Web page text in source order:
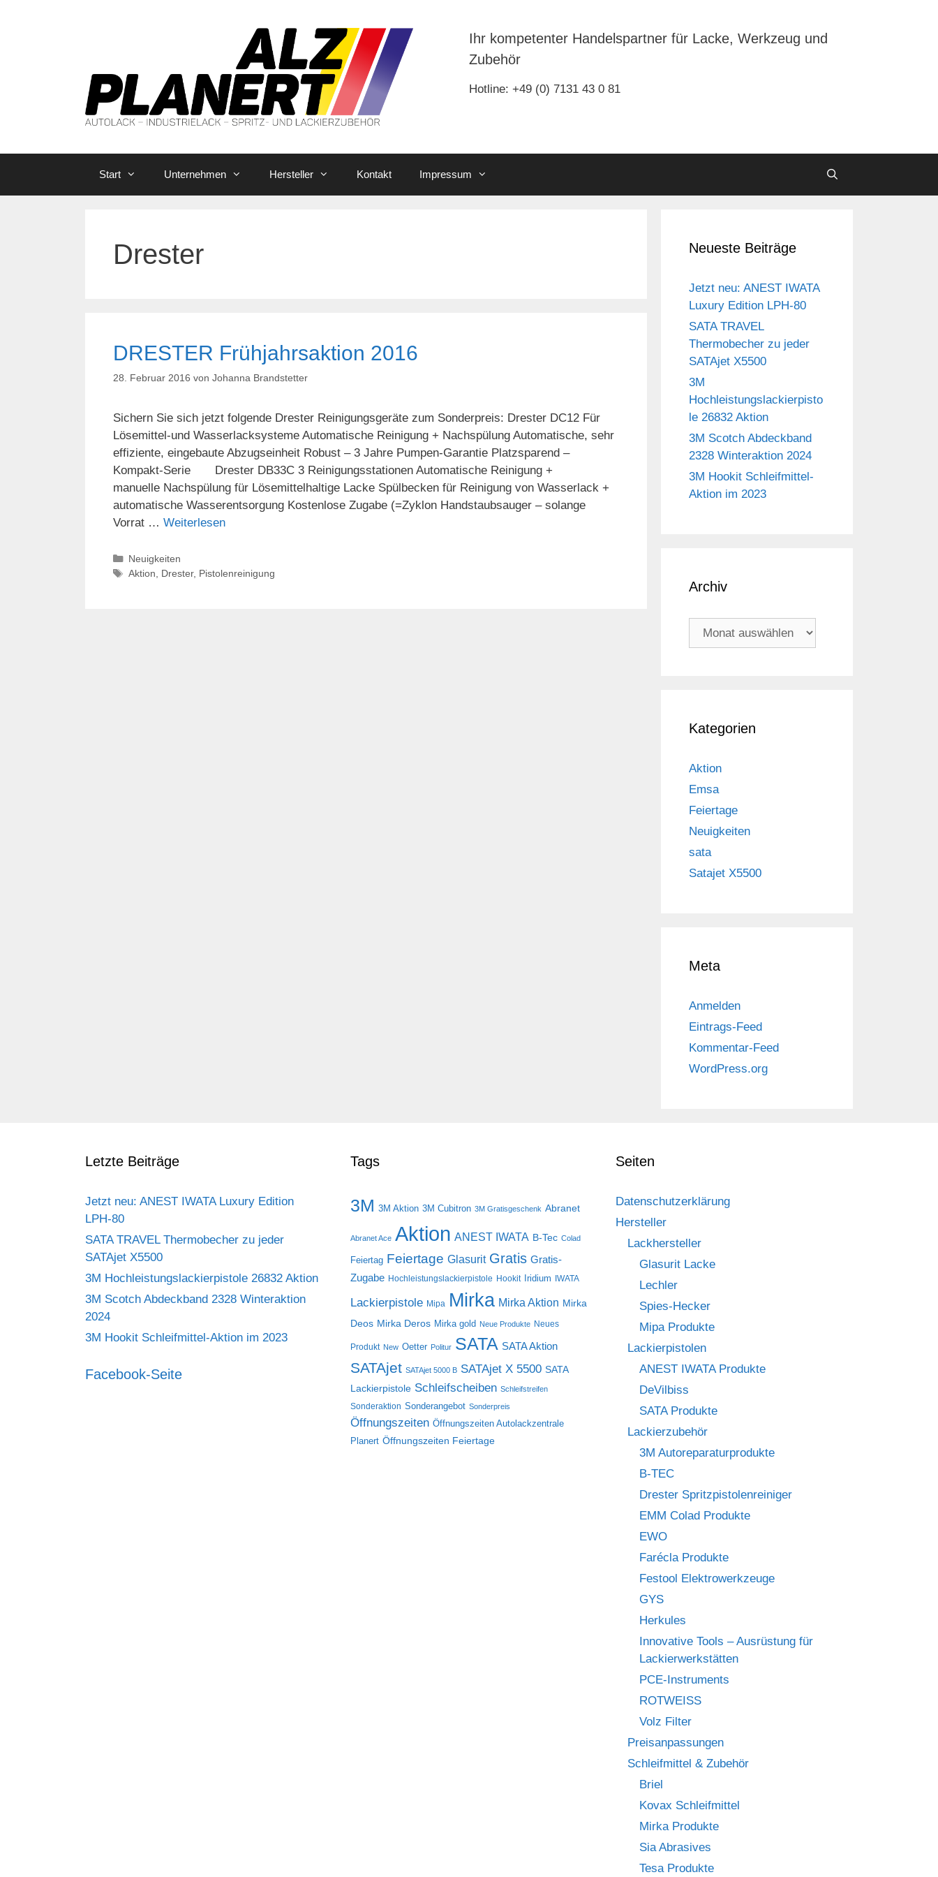
Ihr kompetenter Handelspartner für Lacke, Werkzeug und
Zubehör
Hotline: +49 (0) 7131 43 0 81
Start Unternehmen Hersteller Kontakt Impressum
Drester
DRESTER Frühjahrsaktion 2016
28. Februar 2016 von Johanna Brandstetter
Sichern Sie sich jetzt folgende Drester Reinigungsgeräte zum Sonderpreis: Drester DC12 Für
Lösemittel-und Wasserlacksysteme Automatische Reinigung + Nachspülung Automatische, sehr
effiziente, eingebaute Abzugseinheit Robust – 3 Jahre Pumpen-Garantie Platzsparend –
Kompakt-Serie Drester DB33C 3 Reinigungsstationen Automatische Reinigung +
manuelle Nachspülung für Lösemittelhaltige Lacke Spülbecken für Reinigung von Wasserlack +
automatische Wasserentsorgung Kostenlose Zugabe (=Zyklon Handstaubsauger – solange
Vorrat … Weiterlesen
Kategorien
Neuigkeiten
Schlagwörter
Aktion Drester, Pistolenreinigung
Neueste Beiträge
Jetzt neu: ANEST IWATA
Luxury Edition LPH-80
SATA TRAVEL
Thermobecher zu jeder
SATAjet X5500
3M
Hochleistungslackierpisto
le 26832 Aktion
3M Scotch Abdeckband
2328 Winteraktion 2024
3M Hookit Schleifmittel-
Aktion im 2023
Archiv
Archiv
Kategorien
Aktion
Emsa
Feiertage
Neuigkeiten
sata
Satajet X5500
Meta
Anmelden
Eintrags-Feed
Kommentar-Feed
WordPress.org
Letzte Beiträge
Jetzt neu: ANEST IWATA Luxury Edition
LPH-80
SATA TRAVEL Thermobecher zu jeder
SATAjet X5500
3M Hochleistungslackierpistole 26832 Aktion
3M Scotch Abdeckband 2328 Winteraktion
2024
3M Hookit Schleifmittel-Aktion im 2023
Facebook-Seite
Tags
3M 3M Aktion 3M Cubitron 3M Gratisgeschenk Abranet
Abranet Ace Aktion ANEST IWATA B-Tec Colad
Feiertag Feiertage Glasurit Gratis Gratis-
Zugabe Hochleistungslackierpistole Hookit Iridium IWATA
Lackierpistole Mipa Mirka Mirka Aktion Mirka
Deos Mirka Deros Mirka gold Neue Produkte Neues
Produkt New Oetter Politur SATA SATA Aktion
SATAjet SATAjet 5000 B SATAjet X 5500 SATA
Lackierpistole Schleifscheiben Schleifstreifen
Sonderaktion Sonderangebot Sonderpreis
Öffnungszeiten Öffnungszeiten Autolackzentrale
Planert Öffnungszeiten Feiertage
Seiten
Datenschutzerklärung
Hersteller
Lackhersteller
Glasurit Lacke
Lechler
Spies-Hecker
Mipa Produkte
Lackierpistolen
ANEST IWATA Produkte
DeVilbiss
SATA Produkte
Lackierzubehör
3M Autoreparaturprodukte
B-TEC
Drester Spritzpistolenreiniger
EMM Colad Produkte
EWO
Farécla Produkte
Festool Elektrowerkzeuge
GYS
Herkules
Innovative Tools – Ausrüstung für
Lackierwerkstätten
PCE-Instruments
ROTWEISS
Volz Filter
Preisanpassungen
Schleifmittel & Zubehör
Briel
Kovax Schleifmittel
Mirka Produkte
Sia Abrasives
Tesa Produkte